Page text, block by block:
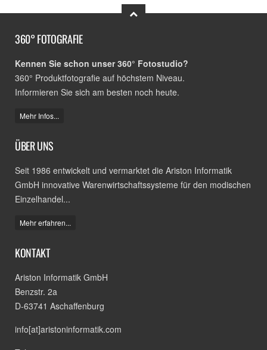
360° FOTOGRAFIE
Kennen Sie schon unser 360° Fotostudio?
360° Produktfotografie auf höchstem Niveau.
Informieren Sie sich am besten noch heute.
Mehr Infos...
ÜBER UNS
Seit 1986 entwickelt und vermarktet die Ariston Informatik
GmbH innovative Warenwirtschaftssysteme für den modischen
Einzelhandel...
Mehr erfahren...
KONTAKT
Ariston Informatik GmbH
Benzstr. 2a
D-63741 Aschaffenburg
info[at]aristoninformatik.com